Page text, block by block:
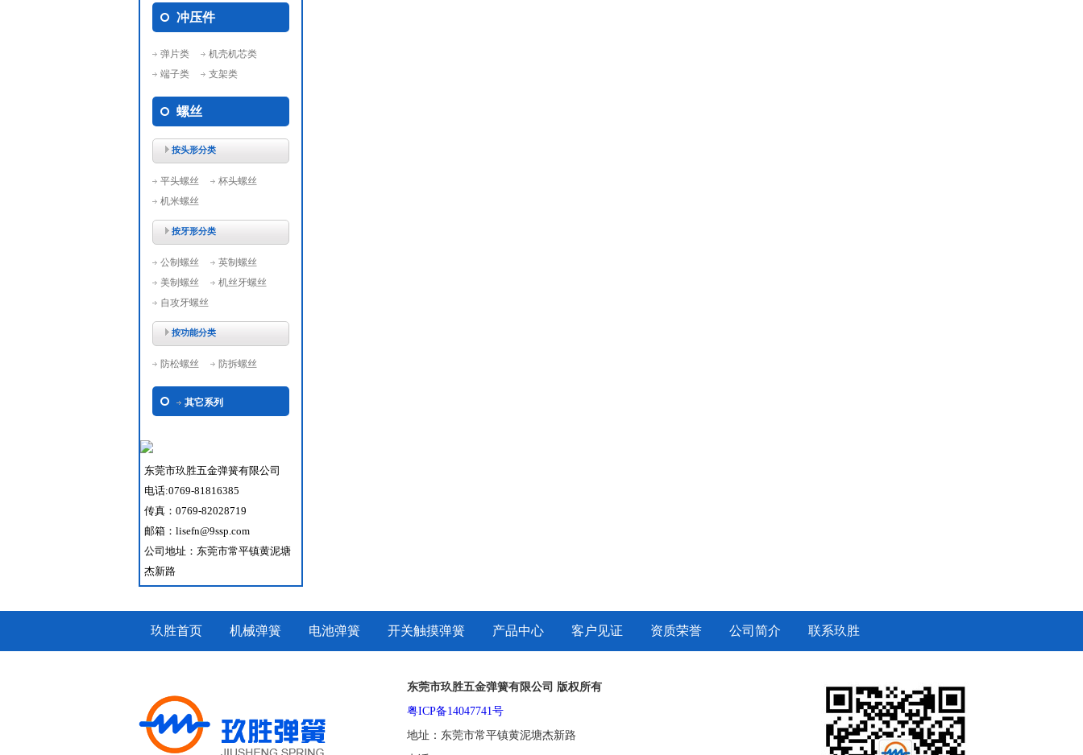
冲压件
弹片类
机壳机芯类
端子类
支架类
螺丝
按头形分类
平头螺丝
杯头螺丝
机米螺丝
按牙形分类
公制螺丝
英制螺丝
美制螺丝
机丝牙螺丝
自攻牙螺丝
按功能分类
防松螺丝 防拆螺丝
其它系列
东莞市玖胜五金弹簧有限公司
电话:0769-81816385
传真：0769-82028719
邮箱：lisefn@9ssp.com
公司地址：东莞市常平镇黄泥塘
杰新路
玖胜首页 机械弹簧 电池弹簧 开关触摸弹簧 产品中心 客户见证 资质荣誉 公司简介 联系玖胜
东莞市玖胜五金弹簧有限公司 版权所有
粤ICP备14047741号
地址：东莞市常平镇黄泥塘杰新路